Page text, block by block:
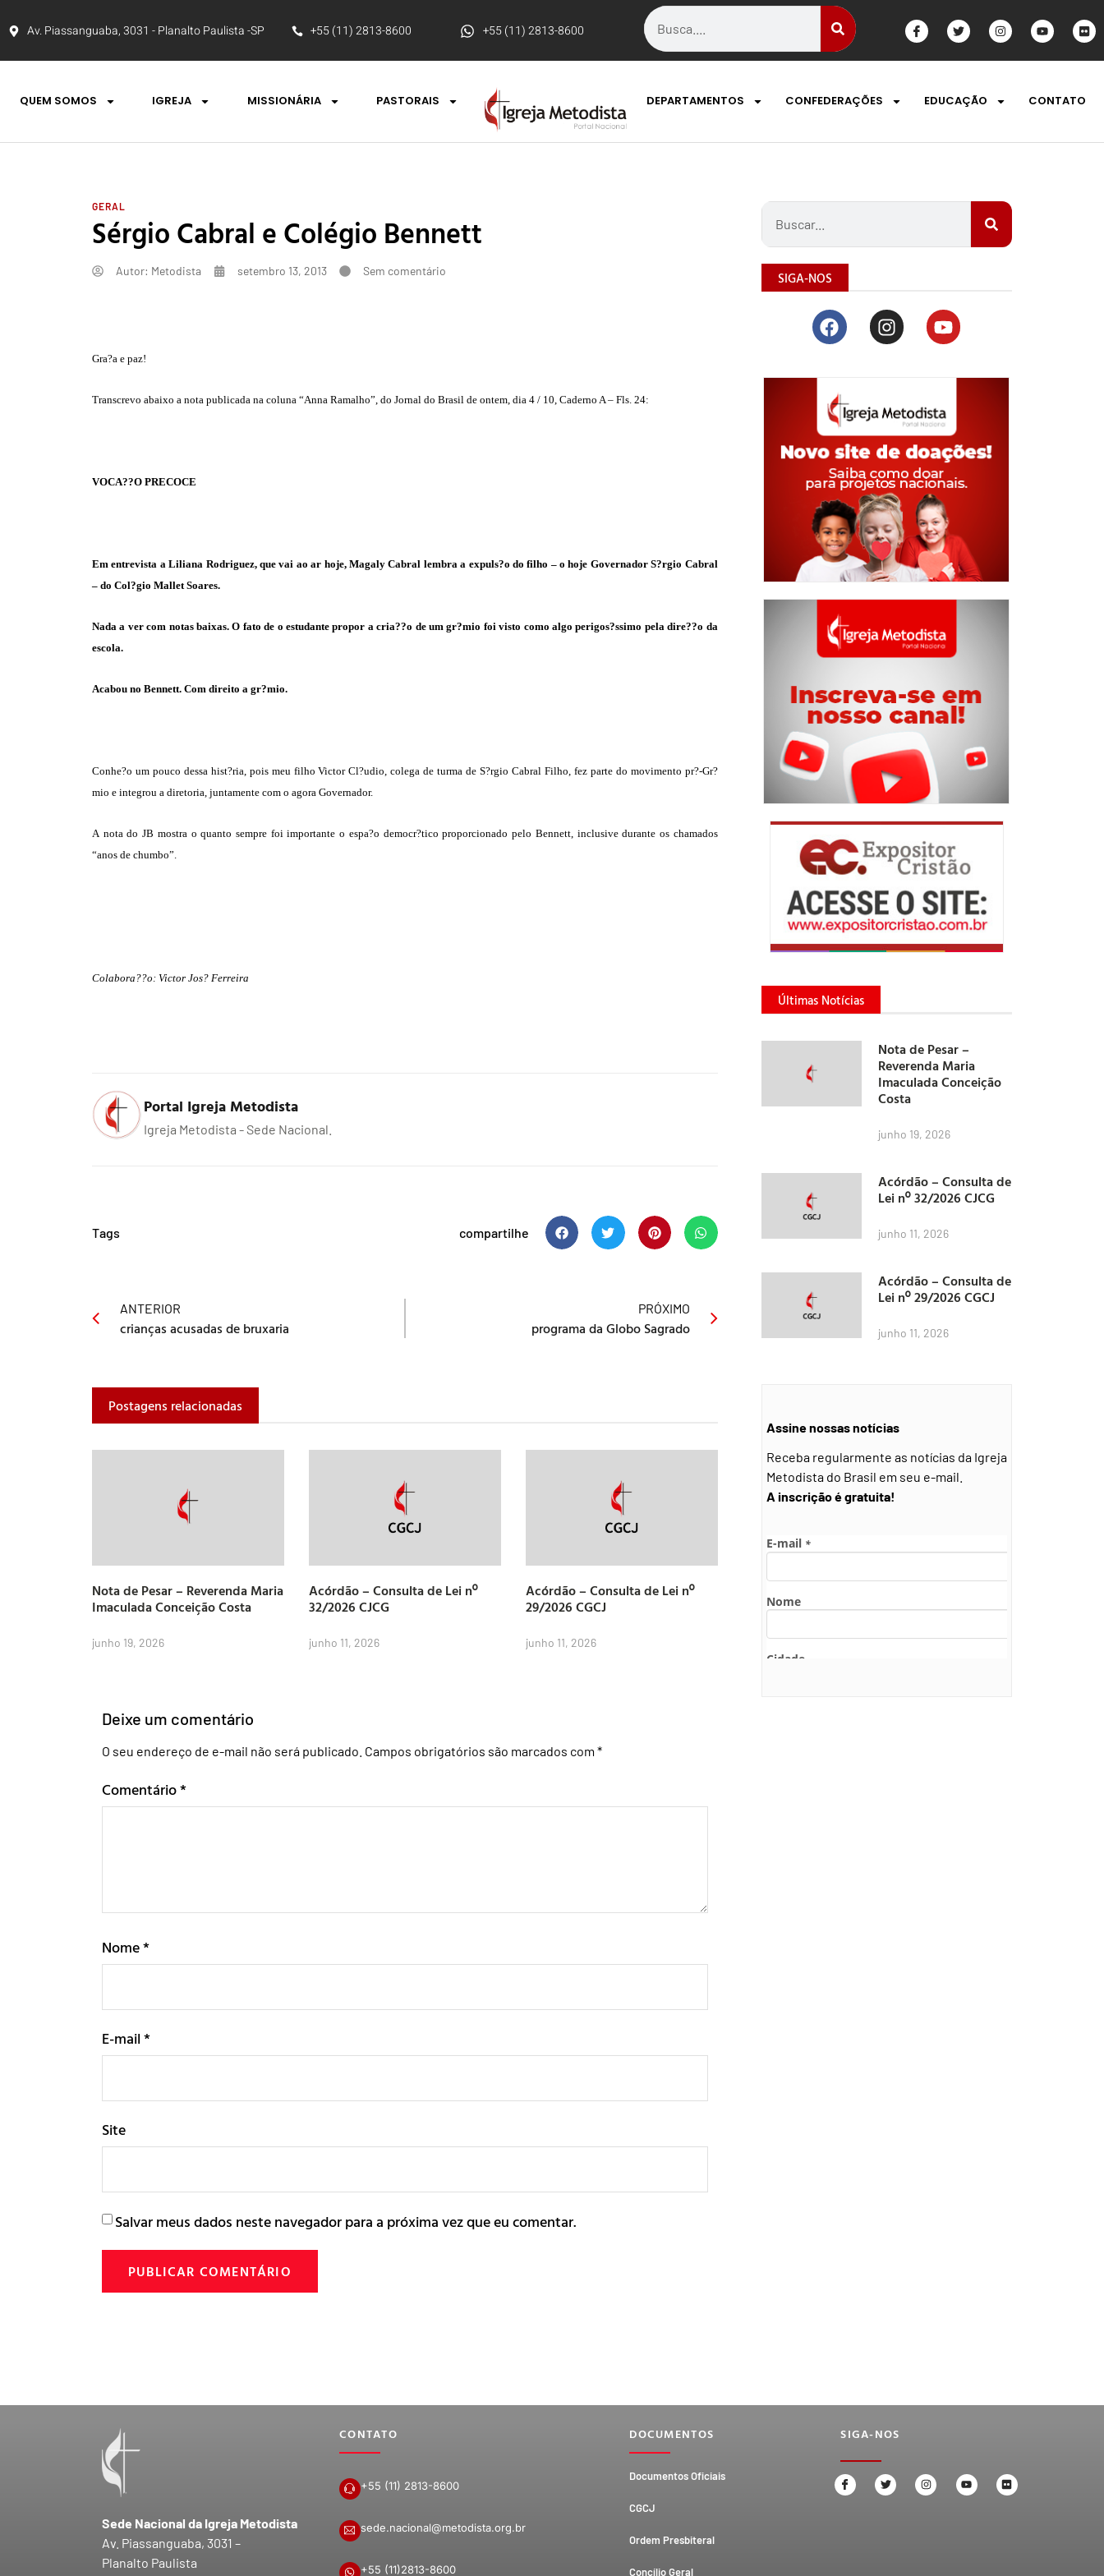
Av. Piassanguaba, 3031 - Planalto Paulista -SP +55 (11) 2813-8600 +55 (11) 2813-8600
QUEM SOMOS IGREJA MISSIONÁRIA PASTORAIS DEPARTAMENTOS CONFEDERAÇÕES EDUCAÇÃO CONTATO
GERAL
Sérgio Cabral e Colégio Bennett
Autor: Metodista setembro 13, 2013 Sem comentário
Gra?a e paz!
Transcrevo abaixo a nota publicada na coluna “Anna Ramalho”, do Jornal do Brasil de ontem, dia 4 / 10, Caderno A – Fls. 24:
VOCA??O PRECOCE
Em entrevista a Liliana Rodriguez, que vai ao ar hoje, Magaly Cabral lembra a expuls?o do filho – o hoje Governador S?rgio Cabral
– do Col?gio Mallet Soares.
Nada a ver com notas baixas. O fato de o estudante propor a cria??o de um gr?mio foi visto como algo perigos?ssimo pela dire??o da
escola.
Acabou no Bennett. Com direito a gr?mio.
Conhe?o um pouco dessa hist?ria, pois meu filho Victor Cl?udio, colega de turma de S?rgio Cabral Filho, fez parte do movimento pr?-Gr?
mio e integrou a diretoria, juntamente com o agora Governador.
A nota do JB mostra o quanto sempre foi importante o espa?o democr?tico proporcionado pelo Bennett, inclusive durante os chamados
“anos de chumbo”.
Colabora??o: Victor Jos? Ferreira
Portal Igreja Metodista
Igreja Metodista - Sede Nacional.
Tags compartilhe
ANTERIOR
crianças acusadas de bruxaria
PRÓXIMO
programa da Globo Sagrado
Postagens relacionadas
Nota de Pesar – Reverenda Maria
Imaculada Conceição Costa
junho 19, 2026
Acórdão – Consulta de Lei nº
32/2026 CJCG
junho 11, 2026
Acórdão – Consulta de Lei nº
29/2026 CGCJ
junho 11, 2026
Deixe um comentário
O seu endereço de e-mail não será publicado. Campos obrigatórios são marcados com *
Comentário*
Nome*
E-mail*
Site
Salvar meus dados neste navegador para a próxima vez que eu comentar.
SIGA-NOS
Últimas Notícias
Nota de Pesar –
Reverenda Maria
Imaculada Conceição
Costa
junho 19, 2026
Acórdão – Consulta de
Lei nº 32/2026 CJCG
junho 11, 2026
Acórdão – Consulta de
Lei nº 29/2026 CGCJ
junho 11, 2026
Assine nossas notícias
Receba regularmente as notícias da Igreja
Metodista do Brasil em seu e-mail.
A inscrição é gratuita!
Sede Nacional da Igreja Metodista
Av. Piassanguaba, 3031 –
Planalto Paulista
CONTATO
+55 (11) 2813-8600
sede.nacional@metodista.org.br
+55 (11)2813-8600
DOCUMENTOS
Documentos Oficiais
CGCJ
Ordem Presbiteral
Concílio Geral
SIGA-NOS